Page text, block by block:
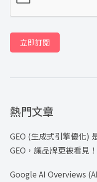
立即訂閱
熱門文章
GEO (生成式引擎優化)
GEO，讓品牌更被看見！
Google AI Overviews